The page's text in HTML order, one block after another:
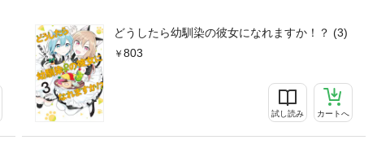
どうしたら幼馴染の彼女になれますか！？ (3)
803
試し読み カートへ